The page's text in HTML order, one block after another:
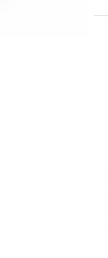
Sie